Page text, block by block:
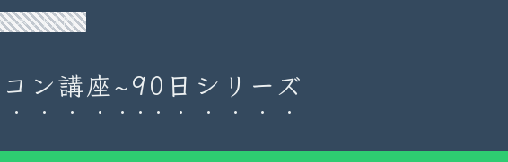
ーネット入門
ン講座~90日シリーズ